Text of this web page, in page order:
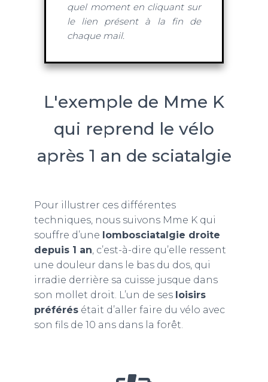
quel moment en cliquant sur
le lien présent à la fin de
chaque mail.
L'exemple de Mme K
qui reprend le vélo
après 1 an de sciatalgie
Pour illustrer ces différentes
techniques, nous suivons Mme K qui
souffre d’une lombosciatalgie droite
depuis 1 an, c’est-à-dire qu’elle ressent
une douleur dans le bas du dos, qui
irradie derrière sa cuisse jusque dans
son mollet droit. L’un de ses loisirs
préférésétait d’aller faire du vélo avec
son fils de 10 ans dans la forêt.